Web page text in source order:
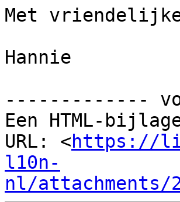
Met
Hannie
-------------
Een HTML-
URL: <https://
l10n-
nl/attachments/